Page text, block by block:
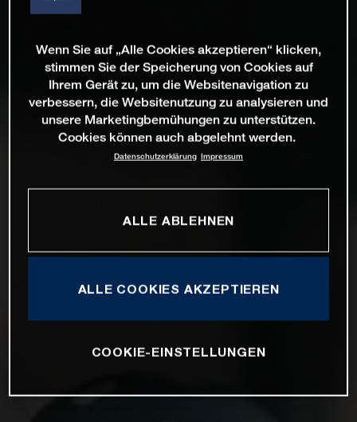
Wenn Sie auf „Alle Cookies akzeptieren“ klicken,
stimmen Sie der Speicherung von Cookies auf
Ihrem Gerät zu, um die Websitenavigation zu
verbessern, die Websitenutzung zu analysieren und
unsere Marketingbemühungen zu unterstützen.
Cookies können auch abgelehnt werden.
Datenschutzerklärung Impressum
ALLE ABLEHNEN
ALLE COOKIES AKZEPTIEREN
COOKIE-EINSTELLUNGEN